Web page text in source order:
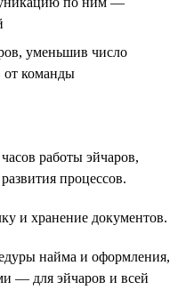
уменьшив число
от команды
работы эйчаров,
процессов.
и хранение документов.
найма и оформления,
— для эйчаров и всей